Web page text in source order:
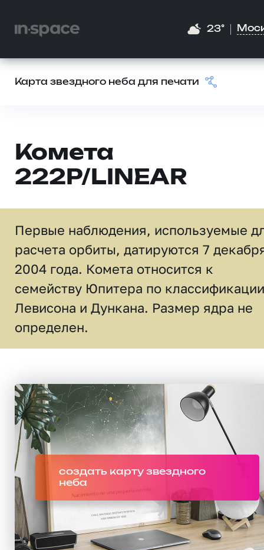
23°
Карта звездного неба для печати
Комета
222P/LINEAR
Первые наблюдения, используемые
расчета орбиты, датируются 7
2004 года. Комета относится к
семейству Юпитера по классификации
Левисона и Дункана. Размер ядра не
определен.
создать карту звездного
неба